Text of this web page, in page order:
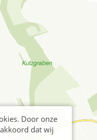
Door onze
dat wij